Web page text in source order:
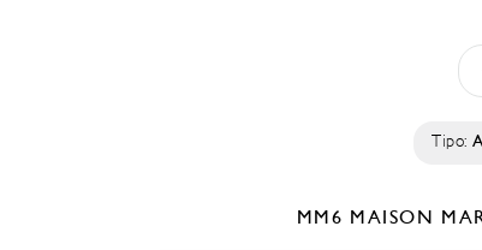
Tipo:
MM6 MAISON